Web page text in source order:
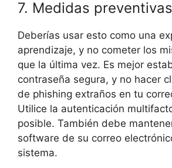
7. Medidas preventivas
Deberías usar esto como una
aprendizaje, y no cometer los
que la última vez. Es mejor
contraseña segura, y no hacer
de phishing extraños en tu
Utilice la autenticación
posible. También debe
software de su correo
sistema.